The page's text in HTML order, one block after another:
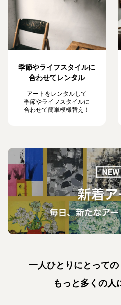
季節やライフスタイルに
合わせてレンタル
アートをレンタルして
季節やライフスタイルに
合わせて簡単模様替え！
一人ひとりにとっての
もっと多くの人